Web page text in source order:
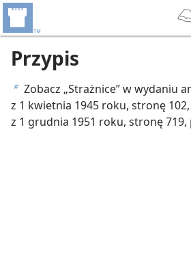
Przypis
b Zobacz „Strażnice” w wydaniu
z 1 kwietnia 1945 roku, stronę
z 1 grudnia 1951 roku, stronę 719,